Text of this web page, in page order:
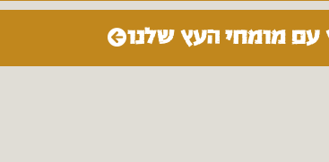
עם מומחי העץ שלנו